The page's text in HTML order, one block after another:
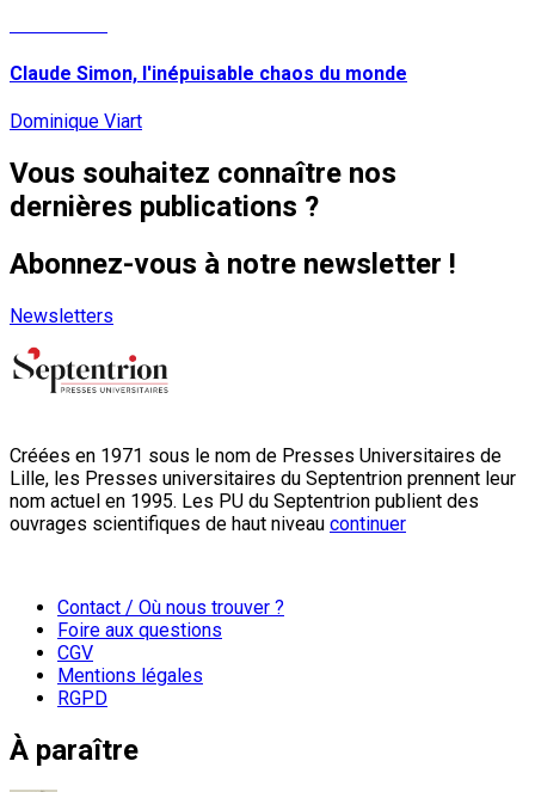
Claude Simon, l'inépuisable chaos du monde
Dominique Viart
Vous souhaitez connaître nos
dernières publications ?
Abonnez-vous à notre newsletter !
Newsletters
Créées en 1971 sous le nom de Presses Universitaires de
Lille, les Presses universitaires du Septentrion prennent leur
nom actuel en 1995. Les PU du Septentrion publient des
ouvrages scientifiques de haut niveau continuer
Contact / Où nous trouver ?
Foire aux questions
CGV
Mentions légales
RGPD
À paraître